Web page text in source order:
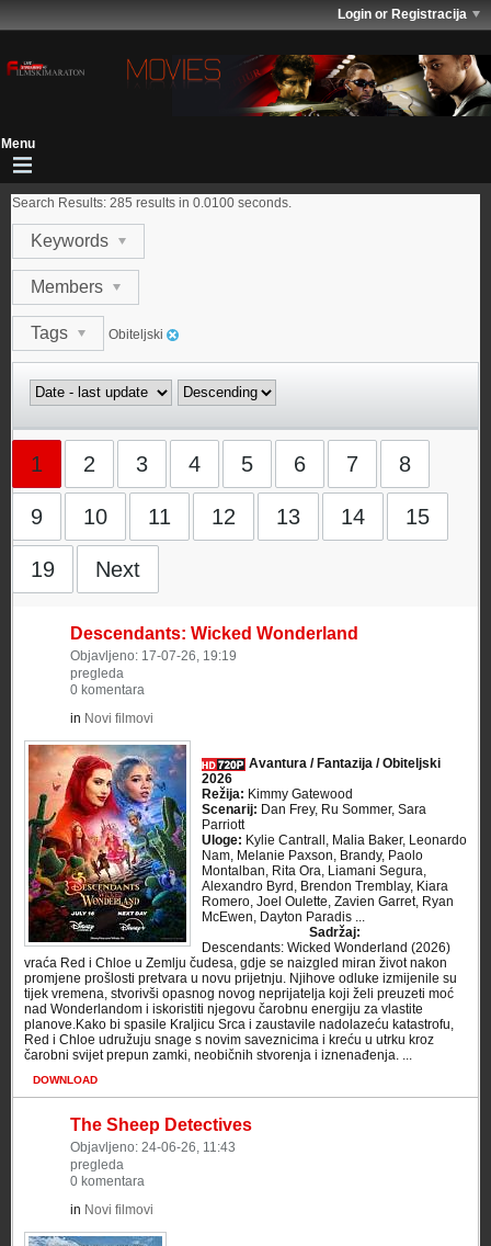
Login or Registracija
Search Results: 285 results in 0.0100 seconds.
Keywords
Members
Tags Obiteljski
1 2 3 4 5 6 7 8
9 10 11 12 13 14 15
19 Next
Descendants: Wicked Wonderland
Objavljeno: 17-07-26, 19:19
pregleda
0 komentara
in Novi filmovi
Avantura / Fantazija / Obiteljski
2026
Režija: Kimmy Gatewood
Scenarij: Dan Frey, Ru Sommer, Sara
Parriott
Uloge: Kylie Cantrall, Malia Baker, Leonardo
Nam, Melanie Paxson, Brandy, Paolo
Montalban, Rita Ora, Liamani Segura,
Alexandro Byrd, Brendon Tremblay, Kiara
Romero, Joel Oulette, Zavien Garret, Ryan
McEwen, Dayton Paradis ...
Sadržaj:
Descendants: Wicked Wonderland (2026)
vraća Red i Chloe u Zemlju čudesa, gdje se naizgled miran život nakon
promjene prošlosti pretvara u novu prijetnju. Njihove odluke izmijenile su
tijek vremena, stvorivši opasnog novog neprijatelja koji želi preuzeti moć
nad Wonderlandom i iskoristiti njegovu čarobnu energiju za vlastite
planove.Kako bi spasile Kraljicu Srca i zaustavile nadolazeću katastrofu,
Red i Chloe udružuju snage s novim saveznicima i kreću u utrku kroz
čarobni svijet prepun zamki, neobičnih stvorenja i iznenađenja. ...
DOWNLOAD
The Sheep Detectives
Objavljeno: 24-06-26, 11:43
pregleda
0 komentara
in Novi filmovi